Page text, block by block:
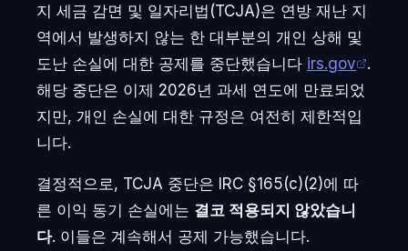
지 세금 감면 및 일자리법(TCJA)은 연방 재난 지
역에서 발생하지 않는 한 대부분의 개인 상해 및
도난 손실에 대한 공제를 중단했습니다 irs.gov
.
해당 중단은 이제 2026년 과세 연도에 만료되었
지만, 개인 손실에 대한 규정은 여전히 제한적입
니다.
결정적으로, TCJA 중단은 IRC §165(c)(2)에 따
른 이익 동기 손실에는 결코 적용되지 않았습니
다. 이들은 계속해서 공제 가능했습니다.